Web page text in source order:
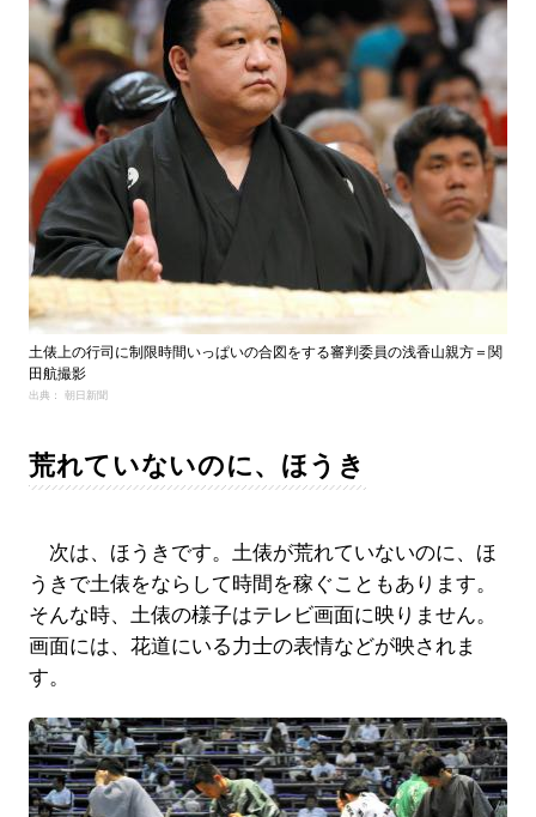
土俵上の行司に制限時間いっぱいの合図をする審判委員の浅香山親方＝関
田航撮影
出典： 朝日新聞
荒れていないのに、ほうき
次は、ほうきです。土俵が荒れていないのに、ほ
うきで土俵をならして時間を稼ぐこともあります。
そんな時、土俵の様子はテレビ画面に映りません。
画面には、花道にいる力士の表情などが映されま
す。